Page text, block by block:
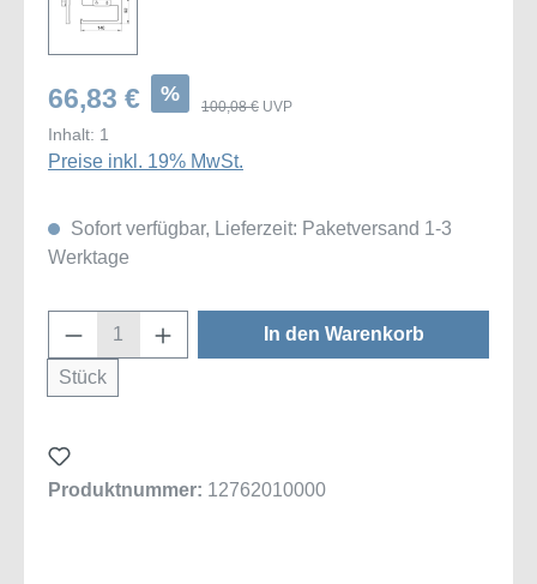
66,83 € %
100,08 € UVP
Inhalt: 1
Preise inkl. 19% MwSt.
Sofort verfügbar, Lieferzeit: Paketversand 1-3
Werktage
Produkt Anzahl: Gib den gewünschten
Stück
In den Warenkorb
Produktnummer: 12762010000